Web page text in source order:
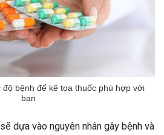
bệnh để kê toa thuốc phù hợp với
bạn
dựa vào nguyên nhân gây bệnh và